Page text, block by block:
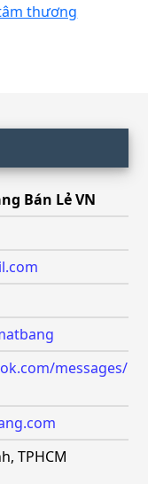
thương
Bán Lẻ VN
messages/
TPHCM